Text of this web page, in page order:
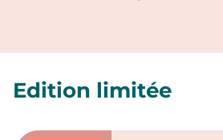
Edition limitée